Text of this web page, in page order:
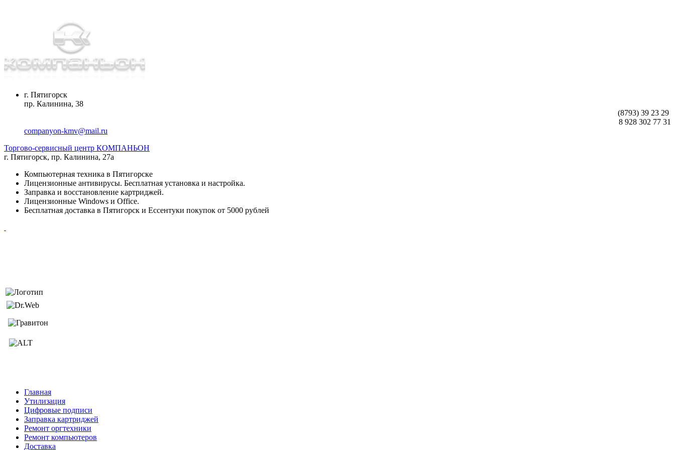
г. Пятигорск
пр. Калинина, 38
(8793) 39 23 29
8 928 302 77 31
companyon-kmv@mail.ru
Торгово-сервисный центр КОМПАНЬОН
г. Пятигорск, пр. Калинина, 27а
Компьютерная техника в Пятигорске
Лицензионные антивирусы. Бесплатная установка и настройка.
Заправка и восстановление картриджей.
Лицензионные Windows и Office.
Бесплатная доставка в Пятигорск и Ессентуки покупок от 5000 рублей
Главная
Утилизация
Цифровые подписи
Заправка картриджей
Ремонт оргтехники
Ремонт компьютеров
Доставка